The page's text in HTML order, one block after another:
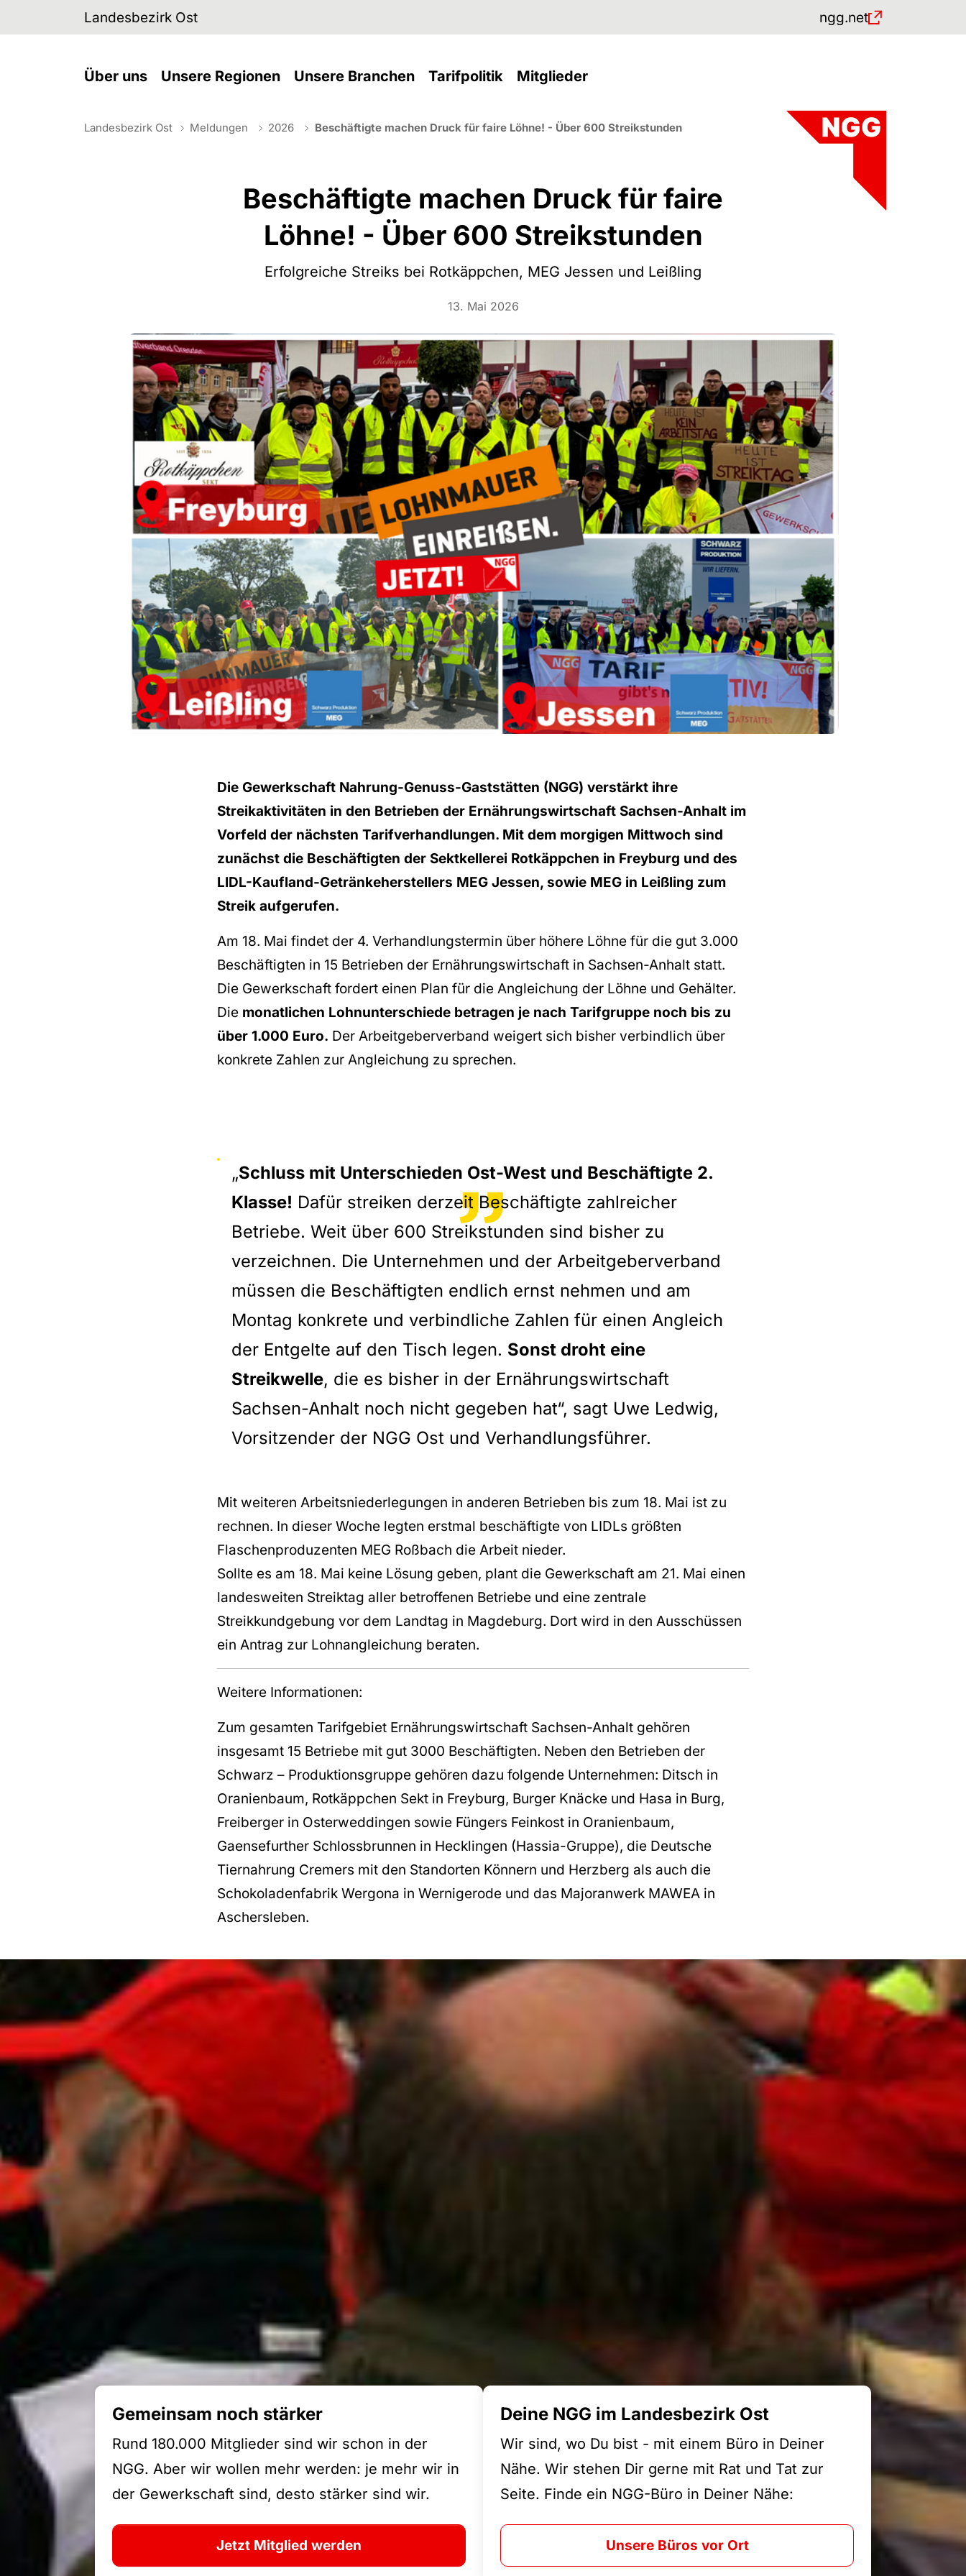
Skip to main navigation
Skip to main content
Skip to page footerLandesbezirk Ost ngg.net
Über uns(current)
Unsere Regionen(current)
Unsere Branchen(current)
Tarifpolitik (current)
Mitglieder(current)
You are here:
Landesbezirk Ost Meldungen 2026 Beschäftigte machen Druck für faire Löhne! - Über 600 Streikstunden
Beschäftigte machen Druck für faire
Löhne! - Über 600 Streikstunden
Erfolgreiche Streiks bei Rotkäppchen, MEG Jessen und Leißling
13. Mai 2026
Die Gewerkschaft Nahrung-Genuss-Gaststätten (NGG) verstärkt ihre
Streikaktivitäten in den Betrieben der Ernährungswirtschaft Sachsen-Anhalt im
Vorfeld der nächsten Tarifverhandlungen. Mit dem morgigen Mittwoch sind
zunächst die Beschäftigten der Sektkellerei Rotkäppchen in Freyburg und des
LIDL-Kaufland-Getränkeherstellers MEG Jessen, sowie MEG in Leißling zum
Streik aufgerufen.
Am 18. Mai findet der 4. Verhandlungstermin über höhere Löhne für die gut 3.000
Beschäftigten in 15 Betrieben der Ernährungswirtschaft in Sachsen-Anhalt statt.
Die Gewerkschaft fordert einen Plan für die Angleichung der Löhne und Gehälter.
Die monatlichen Lohnunterschiede betragen je nach Tarifgruppe noch bis zu
über 1.000 Euro. Der Arbeitgeberverband weigert sich bisher verbindlich über
konkrete Zahlen zur Angleichung zu sprechen.
„Schluss mit Unterschieden Ost-West und Beschäftigte 2.
Klasse! Dafür streiken derzeit Beschäftigte zahlreicher
Betriebe. Weit über 600 Streikstunden sind bisher zu
verzeichnen. Die Unternehmen und der Arbeitgeberverband
müssen die Beschäftigten endlich ernst nehmen und am
Montag konkrete und verbindliche Zahlen für einen Angleich
der Entgelte auf den Tisch legen. Sonst droht eine
Streikwelle, die es bisher in der Ernährungswirtschaft
Sachsen-Anhalt noch nicht gegeben hat“, sagt Uwe Ledwig,
Vorsitzender der NGG Ost und Verhandlungsführer.
Mit weiteren Arbeitsniederlegungen in anderen Betrieben bis zum 18. Mai ist zu
rechnen. In dieser Woche legten erstmal beschäftigte von LIDLs größten
Flaschenproduzenten MEG Roßbach die Arbeit nieder.
Sollte es am 18. Mai keine Lösung geben, plant die Gewerkschaft am 21. Mai einen
landesweiten Streiktag aller betroffenen Betriebe und eine zentrale
Streikkundgebung vor dem Landtag in Magdeburg. Dort wird in den Ausschüssen
ein Antrag zur Lohnangleichung beraten.
Weitere Informationen:
Zum gesamten Tarifgebiet Ernährungswirtschaft Sachsen-Anhalt gehören
insgesamt 15 Betriebe mit gut 3000 Beschäftigten. Neben den Betrieben der
Schwarz – Produktionsgruppe gehören dazu folgende Unternehmen: Ditsch in
Oranienbaum, Rotkäppchen Sekt in Freyburg, Burger Knäcke und Hasa in Burg,
Freiberger in Osterweddingen sowie Füngers Feinkost in Oranienbaum,
Gaensefurther Schlossbrunnen in Hecklingen (Hassia-Gruppe), die Deutsche
Tiernahrung Cremers mit den Standorten Könnern und Herzberg als auch die
Schokoladenfabrik Wergona in Wernigerode und das Majoranwerk MAWEA in
Aschersleben.
Gemeinsam noch stärker
Rund 180.000 Mitglieder sind wir schon in der
NGG. Aber wir wollen mehr werden: je mehr wir in
der Gewerkschaft sind, desto stärker sind wir.
Jetzt Mitglied werden
Deine NGG im Landesbezirk Ost
Wir sind, wo Du bist - mit einem Büro in Deiner
Nähe. Wir stehen Dir gerne mit Rat und Tat zur
Seite. Finde ein NGG-Büro in Deiner Nähe:
Unsere Büros vor Ort